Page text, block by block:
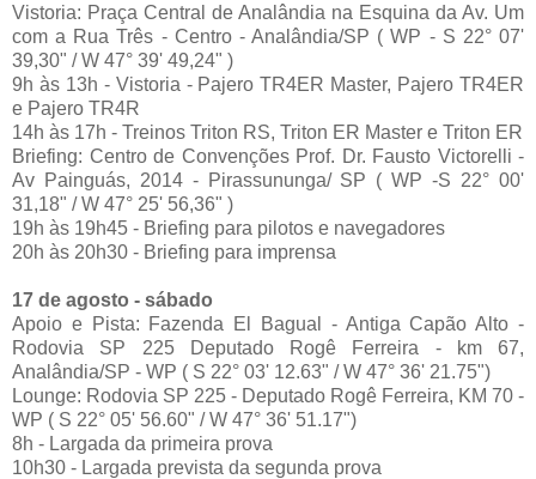
Vistoria: Praça Central de Analândia na Esquina da Av. Um
com a Rua Três - Centro - Analândia/SP ( WP - S 22° 07'
39,30" / W 47° 39' 49,24" )
9h às 13h - Vistoria - Pajero TR4ER Master, Pajero TR4ER
e Pajero TR4R
14h às 17h - Treinos Triton RS, Triton ER Master e Triton ER
Briefing: Centro de Convenções Prof. Dr. Fausto Victorelli -
Av Painguás, 2014 - Pirassununga/ SP ( WP -S 22° 00'
31,18" / W 47° 25' 56,36" )
19h às 19h45 - Briefing para pilotos e navegadores
20h às 20h30 - Briefing para imprensa
17 de agosto - sábado
Apoio e Pista: Fazenda El Bagual - Antiga Capão Alto -
Rodovia SP 225 Deputado Rogê Ferreira - km 67,
Analândia/SP - WP ( S 22° 03' 12.63" / W 47° 36' 21.75")
Lounge: Rodovia SP 225 - Deputado Rogê Ferreira, KM 70 -
WP ( S 22° 05' 56.60" / W 47° 36' 51.17")
8h - Largada da primeira prova
10h30 - Largada prevista da segunda prova